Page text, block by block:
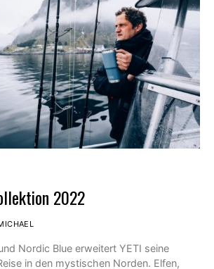
2022
Nordic Blue erweitert YETI seine
in den mystischen Norden. Elfen,